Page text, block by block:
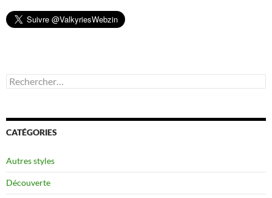
Rechercher :
CATÉGORIES
Autres styles
Découverte